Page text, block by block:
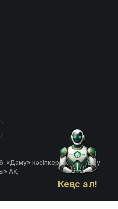
Кеңес ал!
«Даму» кәсіпкерлікті дамыту
АҚ